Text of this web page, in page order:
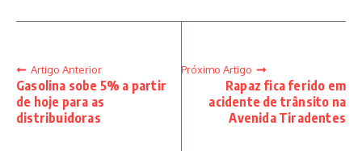
Artigo Anterior
Gasolina sobe 5% a partir
de hoje para as
distribuidoras
Próximo Artigo
Rapaz fica ferido em
acidente de trânsito na
Avenida Tiradentes